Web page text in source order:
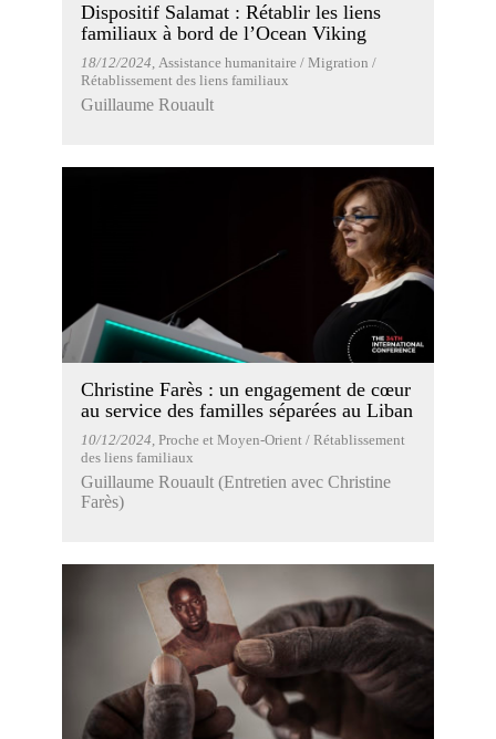
Dispositif Salamat : Rétablir les liens
familiaux à bord de l’Ocean Viking
18/12/2024, Assistance humanitaire / Migration /
Rétablissement des liens familiaux
Guillaume Rouault
Christine Farès : un engagement de cœur
au service des familles séparées au Liban
10/12/2024 , Proche et Moyen-Orient / Rétablissement
des liens familiaux
Guillaume Rouault (Entretien avec Christine
Farès)